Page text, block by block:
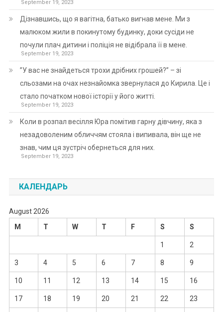
September 19, 2023
Дізнавшись, що я вагітна, батько вигнав мене. Ми з
малюком жили в покинутому будинку, доки сусіди не
почули плач дитини і поліція не відібрала її в мене.
September 19, 2023
”У вас не знайдеться трохи дрібних грошей?” – зі
сльозами на очах незнайомка звернулася до Кирила. Це і
стало початком нової історії у його житті.
September 19, 2023
Коли в розпал весілля Юра помітив гарну дівчину, яка з
незадоволеним обличчям стояла і випивала, він ще не
знав, чим ця зустріч обернеться для них.
September 19, 2023
КАЛЕНДАРЬ
August 2026
M
T W T F S S
1 2
3 4 5 6 7 8 9
10 11 12 13 14 15 16
17 18 19 20 21 22 23